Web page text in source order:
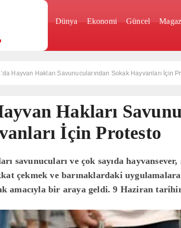
Dünya Ekonomi Güncel
Hayvan Hakları Savunucularından Sokak Hayvanları İçin
Hakları
İçin Protesto
savunucuları ve çok sayıda
çekmek ve barınaklardaki
amacıyla bir araya geldi. 9 Haziran